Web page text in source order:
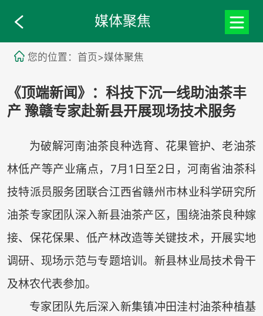
媒体聚焦
您的位置：首页>媒体聚焦
《顶端新闻》：科技下沉一线助油茶丰
产 豫赣专家赴新县开展现场技术服务
为破解河南油茶良种选育、花果管护、老油茶
林低产等产业痛点，7月1日至2日，河南省油茶科
技特派员服务团联合江西省赣州市林业科学研究所
油茶专家团队深入新县油茶产区，围绕油茶良种嫁
接、保花保果、低产林改造等关键技术，开展实地
调研、现场示范与专题培训。新县林业局技术骨干
及林农代表参加。
专家团队先后深入新集镇冲田洼村油茶种植基